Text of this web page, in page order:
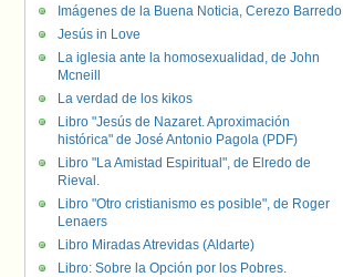
Imágenes de la Buena Noticia, Cerezo Barredo
Jesús in Love
La iglesia ante la homosexualidad, de John
Mcneill
La verdad de los kikos
Libro "Jesús de Nazaret. Aproximación
histórica" de José Antonio Pagola (PDF)
Libro "La Amistad Espiritual", de Elredo de
Rieval.
Libro "Otro cristianismo es posible", de Roger
Lenaers
Libro Miradas Atrevidas (Aldarte)
Libro: Sobre la Opción por los Pobres.